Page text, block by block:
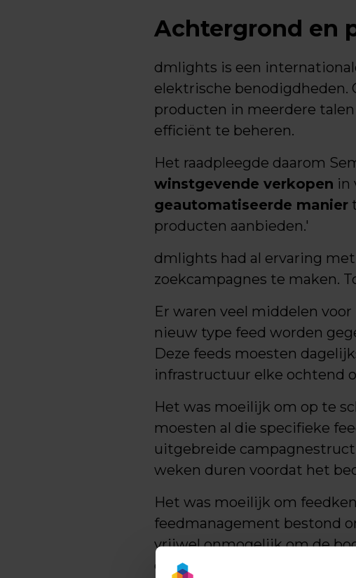
Achtergrond en
dmlights is een
elektrische benodigdheden.
producten in meerdere
efficiënt te beheren.
Het raadpleegde daarom
winstgevende verkopen in
geautomatiseerde manier
producten aanbieden.'
dmlights had al ervaring
zoekcampagnes te maken.
Er waren veel middelen
nieuw type feed worden
Deze feeds moesten
infrastructuur elke ochtend
Het was moeilijk om op te
moesten al die specifieke
uitgebreide
weken duren voordat het
Het was moeilijk om
feedmanagement bestond
vrijwel onmogelijk om de
campagne door de tijd heen